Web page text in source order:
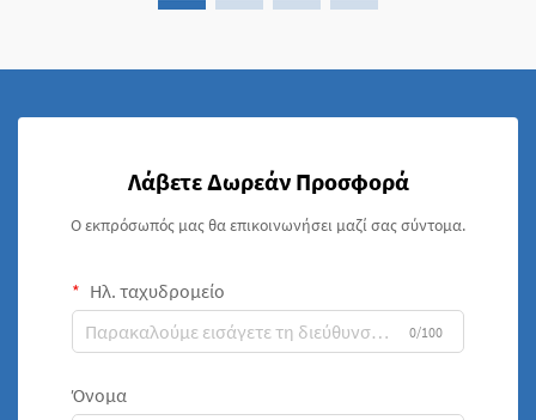
Λάβετε Δωρεάν Προσφορά
Ο εκπρόσωπός μας θα επικοινωνήσει μαζί σας σύντομα.
Ηλ. ταχυδρομείο
0/100
Όνομα